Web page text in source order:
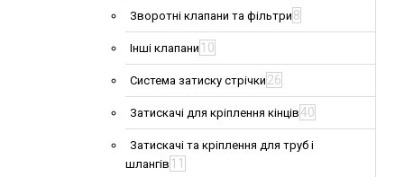
Зворотні клапани та фільтри 8
Інші клапани 10
Система затиску стрічки 26
Затискачі для кріплення кінців40
Затискачі та кріплення для труб і
шлангів 11